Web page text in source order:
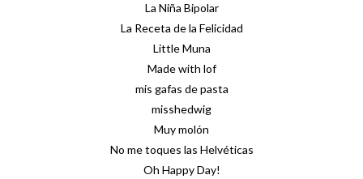
La Niña Bipolar
La Receta de la Felicidad
Little Muna
Made with lof
mis gafas de pasta
misshedwig
Muy molón
No me toques las Helvéticas
Oh Happy Day!